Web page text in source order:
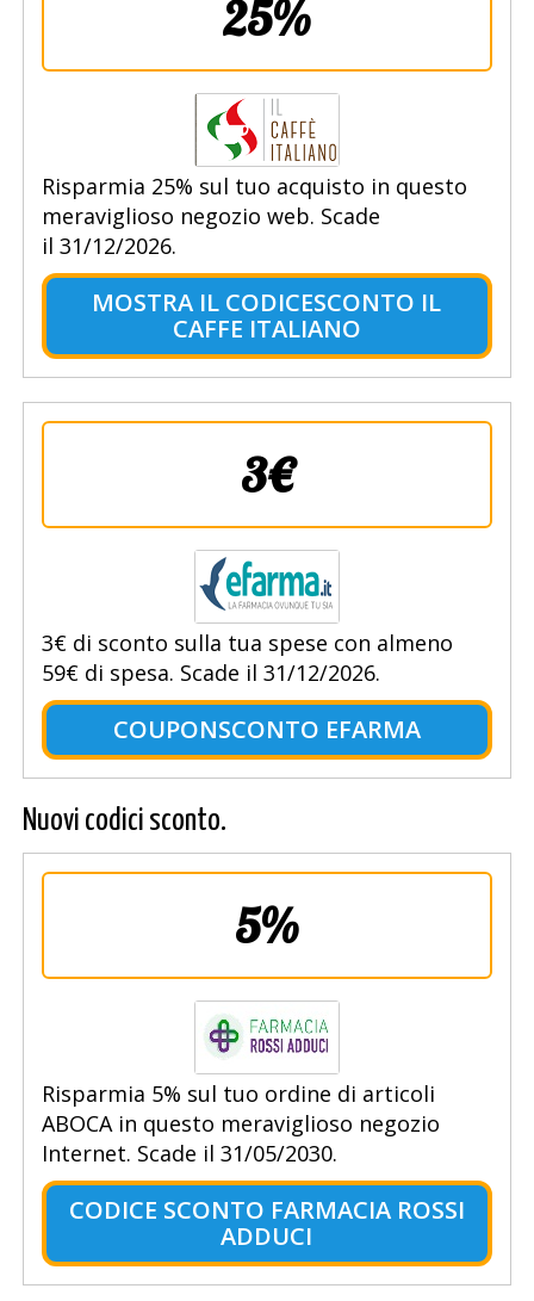
25%
Risparmia 25% sul tuo acquisto in questo
meraviglioso negozio web. Scade
il 31/12/2026.
MOSTRA IL CODICESCONTO IL
CAFFE ITALIANO
3€
3€ di sconto sulla tua spese con almeno
59€ di spesa. Scade il 31/12/2026.
COUPONSCONTO EFARMA
Nuovi codici sconto.
5%
Risparmia 5% sul tuo ordine di articoli
ABOCA in questo meraviglioso negozio
Internet. Scade il 31/05/2030.
CODICE SCONTO FARMACIA ROSSI
ADDUCI